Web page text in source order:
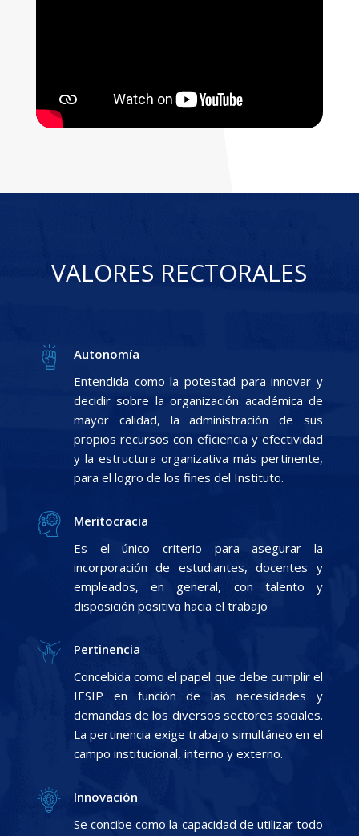
VALORES RECTORALES
Autonomía
Entendida como la potestad para innovar y
decidir sobre la organización académica de
mayor calidad, la administración de sus
propios recursos con eficiencia y efectividad
y la estructura organizativa más pertinente,
para el logro de los fines del Instituto.
Meritocracia
Es el único criterio para asegurar la
incorporación de estudiantes, docentes y
empleados, en general, con talento y
disposición positiva hacia el trabajo
Pertinencia
Concebida como el papel que debe cumplir el
IESIP en función de las necesidades y
demandas de los diversos sectores sociales.
La pertinencia exige trabajo simultáneo en el
campo institucional, interno y externo.
Innovación
Se concibe como la capacidad de utilizar todo